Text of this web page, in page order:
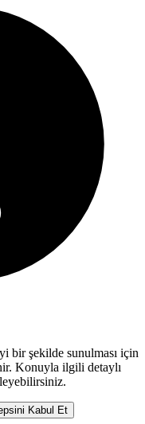
bir şekilde sunulması için
Konuyla ilgili detaylı
Kabul Et